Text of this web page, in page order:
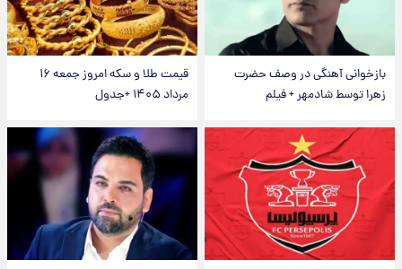
بازخوانی آهنگی در وصف حضرت
زهرا توسط شادمهر + فیلم
قیمت طلا و سکه امروز جمعه ۱۶
مرداد ۱۴۰۵ +جدول